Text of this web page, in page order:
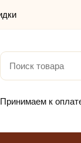
Принимаем к